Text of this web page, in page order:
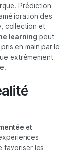
Prédiction
des
collection et
learning peut
en main par le
extrêmement
et
favoriser les